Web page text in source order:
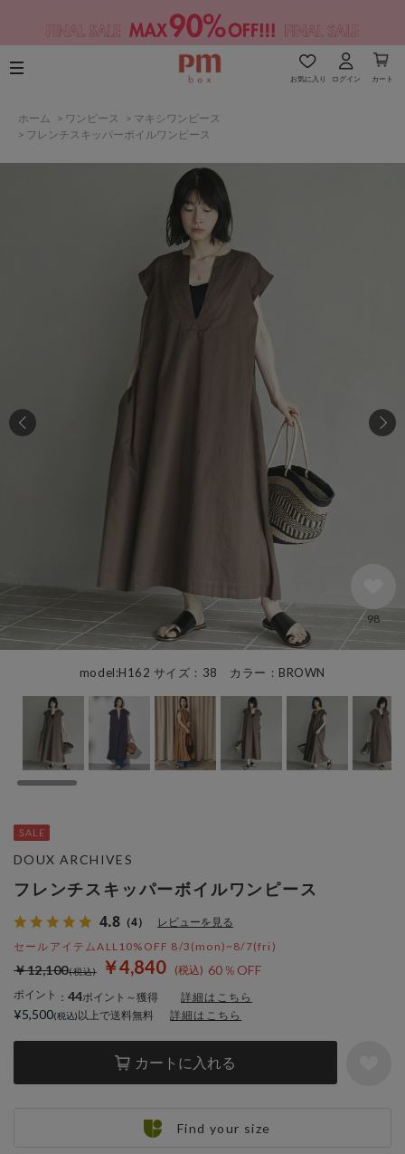
お気に入り ログイン カート
ホーム > ワンピース > マキシワンピース
> フレンチスキッパーボイルワンピース
model:H162 サイズ：38 カラー：BROWN
98
フレンチスキッパーボイルワンピース
4.8 （4） レビューを見る
セールアイテムALL10%OFF 8/3(mon)~8/7(fri)
￥4,840 60％OFF
￥12,100
ポイント ： 44ポイント～獲得 詳細はこちら
カートに入れる
DOUX ARCHIVES
¥5,500 以上で送料無料 詳細はこちら
Find your size